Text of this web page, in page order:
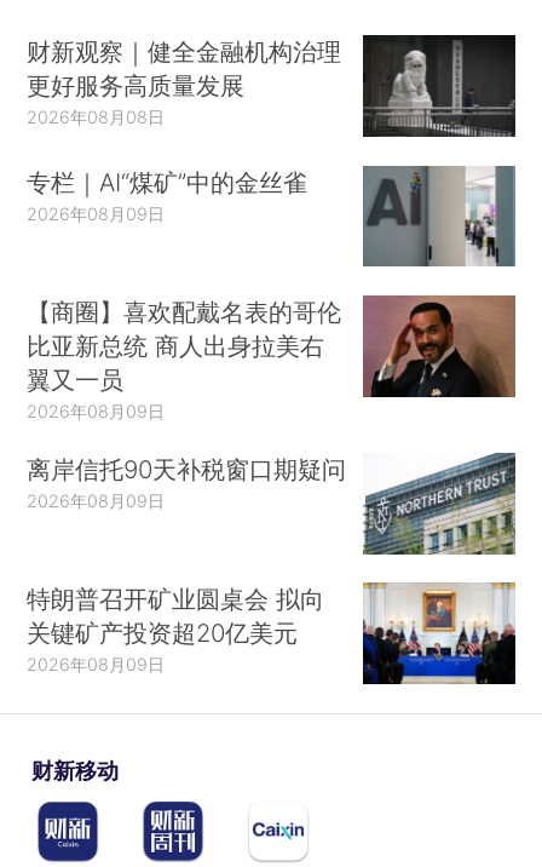
财新观察｜健全金融机构治理
更好服务高质量发展
2026年08月08日
专栏｜AI“煤矿”中的金丝雀
2026年08月09日
【商圈】喜欢配戴名表的哥伦
比亚新总统 商人出身拉美右
翼又一员
2026年08月09日
离岸信托90天补税窗口期疑问
2026年08月09日
特朗普召开矿业圆桌会 拟向
关键矿产投资超20亿美元
2026年08月09日
财新移动